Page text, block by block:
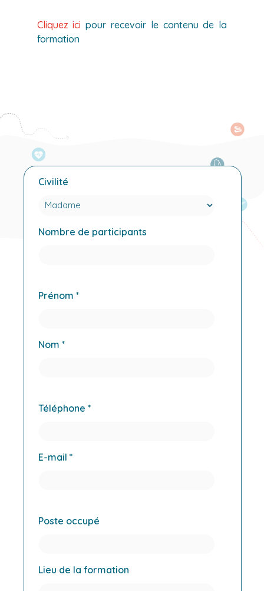
Cliquez ici pour recevoir le contenu de la
formation
Civilité
Nombre de participants
Prénom *
Nom *
Téléphone *
E-mail *
Poste occupé
Lieu de la formation